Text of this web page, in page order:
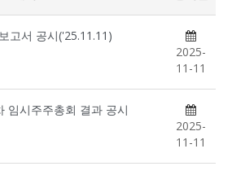
고서 공시('25.11.11)
2025-
11-11
임시주주총회 결과 공시
2025-
11-11